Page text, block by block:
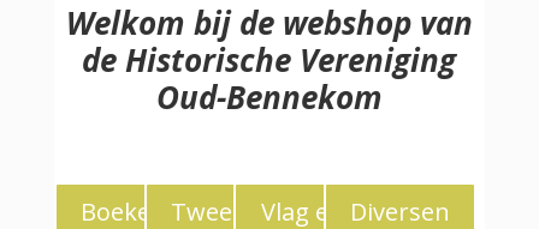
Welkom bij de webshop van
de Historische Vereniging
Oud-Bennekom
Boeken
Tweedekans
Vlag en
Diversen